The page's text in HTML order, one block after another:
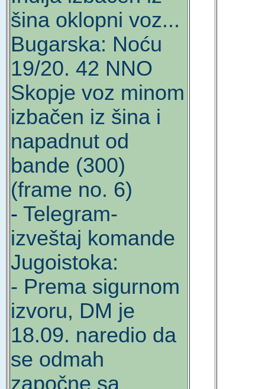
šina oklopni voz...
Bugarska: Noću
19/20. 42 NNO
Skopje voz minom
izbačen iz šina i
napadnut od
bande (300)
(frame no. 6)
- Telegram-
izveštaj komande
Jugoistoka:
- Prema sigurnom
izvoru, DM je
18.09. naredio da
se odmah
započne sa